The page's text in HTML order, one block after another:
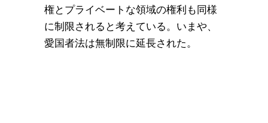
権とプライベートな領域の権利も同様
に制限されると考えている。いまや、
愛国者法は無制限に延長された。